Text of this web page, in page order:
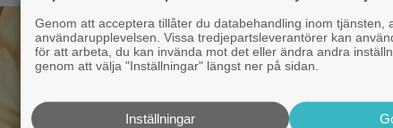
Genom att acceptera tillåter du databehandling inom tjänsten,
användarupplevelsen. Vissa tredjepartsleverantörer kan
för att arbeta, du kan invända mot det eller ändra andra
genom att välja "Inställningar" längst ner på sidan.
Inställningar